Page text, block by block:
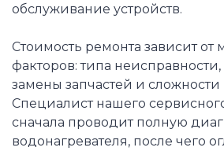
обслуживание устройств.
Стоимость ремонта зависит от
факторов: типа
замены запчастей и сложности
Специалист нашего
сначала проводит полную
водонагревателя, после чего